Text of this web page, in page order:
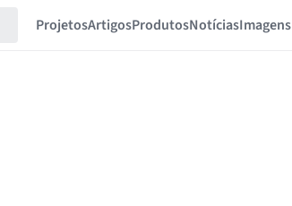
ProjetosArtigosProdutosNotíciasImagens